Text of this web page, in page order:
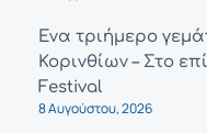
Ένα τριήμερο
Κορινθίων – Στο
Festival
8 Αυγούστου, 2026